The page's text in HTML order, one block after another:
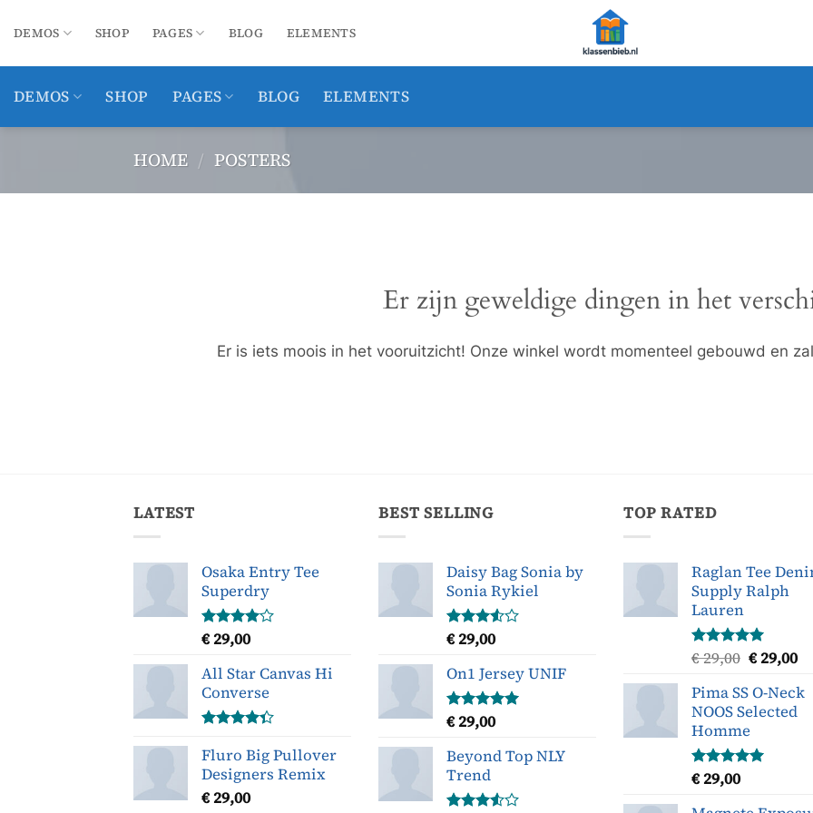
naar
DEMOS SHOP PAGES BLOG ELEMENTS
DEMOS SHOP PAGES BLOG ELEMENTS
HOME / POSTERS
Er zijn geweldige dingen in het
Er is iets moois in het vooruitzicht! Onze winkel wordt momenteel gebouwd en
LATEST
Osaka Entry Tee
Superdry
Gewaardeerd
uit
5
€ 29,00
All Star Canvas Hi
Converse
4.33uit 5
Fluro Big Pullover
Designers Remix
€ 29,00
BEST SELLING
Daisy Bag Sonia by
Sonia Rykiel
Gewaardeerd
uit
5
€ 29,00
On1 Jersey UNIF
Gewaardeerd
uit 5
€ 29,00
Beyond Top NLY
Trend
TOP RATED
Raglan Tee
Supply Ralph
Lauren
Gewaardeerd
uit 5
€29,00
was:
€ 29,00.
€ 29,00
is:
€
Pima SS O-Neck
NOOS Selected
Homme
Gewaardeerd
uit 5
€ 29,00